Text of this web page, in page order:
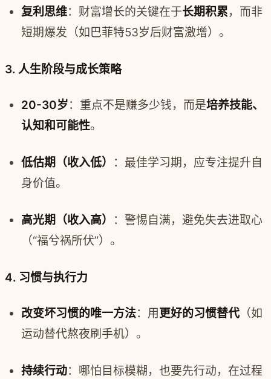
复利思维：财富增长的关键在于长期积累，而非
短期爆发（如巴菲特53岁后财富激增）。
3. 人生阶段与成长策略
20-30岁：重点不是赚多少钱，而是培养技能、
认知和可能性。
低估期（收入低）
：最佳学习期，应专注提升自
身价值。
高光期（收入高）
：警惕自满，避免失去进取心
（“福兮祸所伏”）。
4. 习惯与执行力
改变坏习惯的唯一方法：用更好的习惯替代 （如
运动替代熬夜刷手机）。
持续行动：哪怕目标模糊，也要先行动，在过程